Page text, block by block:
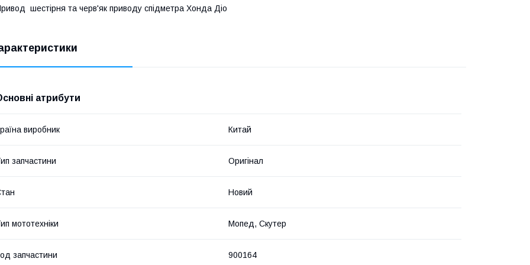
шестірня та черв'як приводу спідметра Хонда Діо
атрибути
виробник Китай
запчастини Оригінал
Новий
мототехніки Мопед, Скутер
запчастини 900164